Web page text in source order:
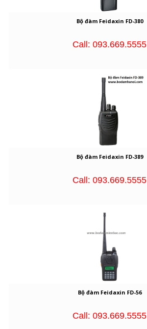
Bộ đàm Feidaxin FD-380
Call: 093.669.5555
Bộ đàm Feidaxin FD-389
Call: 093.669.5555
Bộ đàm Feidaxin FD-56
Call: 093.669.5555